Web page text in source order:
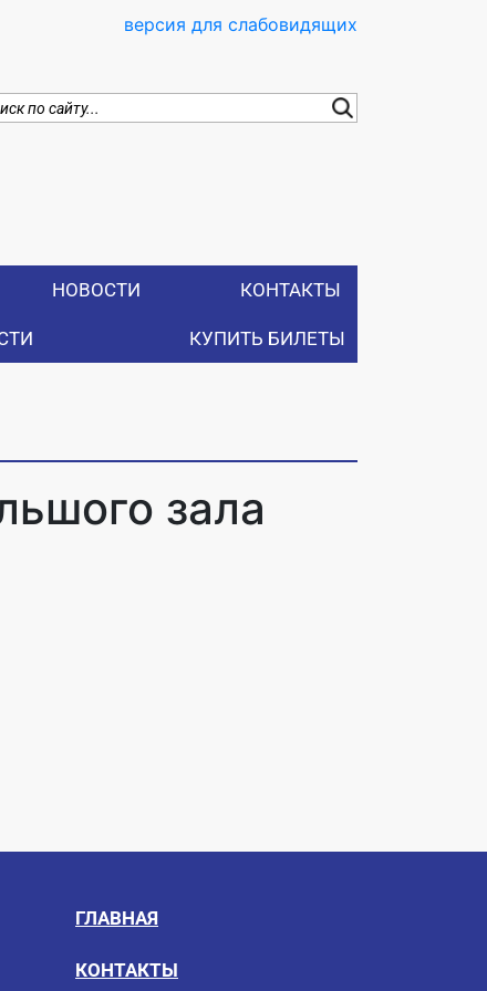
версия для слабовидящих
НОВОСТИ КОНТАКТЫ
КУПИТЬ БИЛЕТЫ
зала
ГЛАВНАЯ
КОНТАКТЫ